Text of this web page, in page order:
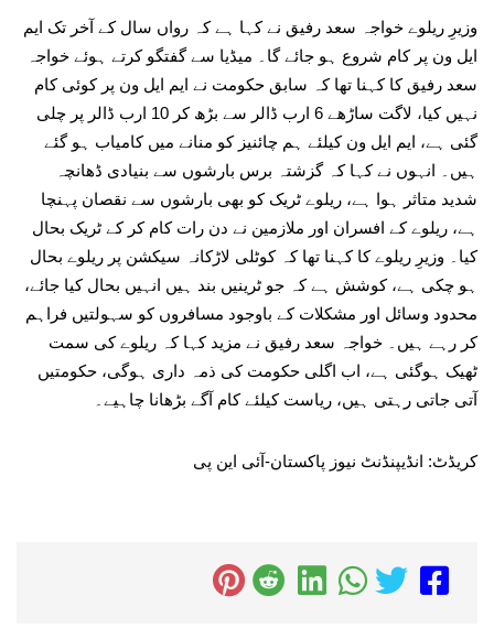
وزیرِ ریلوے خواجہ سعد رفیق نے کہا ہے کہ رواں سال کے آخر تک ایم
ایل ون پر کام شروع ہو جائے گا۔ میڈیا سے گفتگو کرتے ہوئے خواجہ
سعد رفیق کا کہنا تھا کہ سابق حکومت نے ایم ایل ون پر کوئی کام
نہیں کیا، لاگت ساڑھے 6 ارب ڈالر سے بڑھ کر 10 ارب ڈالر پر چلی
گئی ہے، ایم ایل ون کیلئے ہم چائنیز کو منانے میں کامیاب ہو گئے
ہیں۔ انہوں نے کہا کہ گزشتہ برس بارشوں سے بنیادی ڈھانچہ
شدید متاثر ہوا ہے، ریلوے ٹریک کو بھی بارشوں سے نقصان پہنچا
ہے، ریلوے کے افسران اور ملازمین نے دن رات کام کر کے ٹریک بحال
کیا۔ وزیرِ ریلوے کا کہنا تھا کہ کوٹلی لاڑکانہ سیکشن پر ریلوے بحال
ہو چکی ہے، کوشش ہے کہ جو ٹرینیں بند ہیں انہیں بحال کیا جائے،
محدود وسائل اور مشکلات کے باوجود مسافروں کو سہولتیں فراہم
کر رہے ہیں۔ خواجہ سعد رفیق نے مزید کہا کہ ریلوے کی سمت
ٹھیک ہوگئی ہے، اب اگلی حکومت کی ذمہ داری ہوگی، حکومتیں
آتی جاتی رہتی ہیں، ریاست کیلئے کام آگے بڑھانا چاہیے۔
کریڈٹ: انڈیپنڈنٹ نیوز پاکستان-آئی این پی